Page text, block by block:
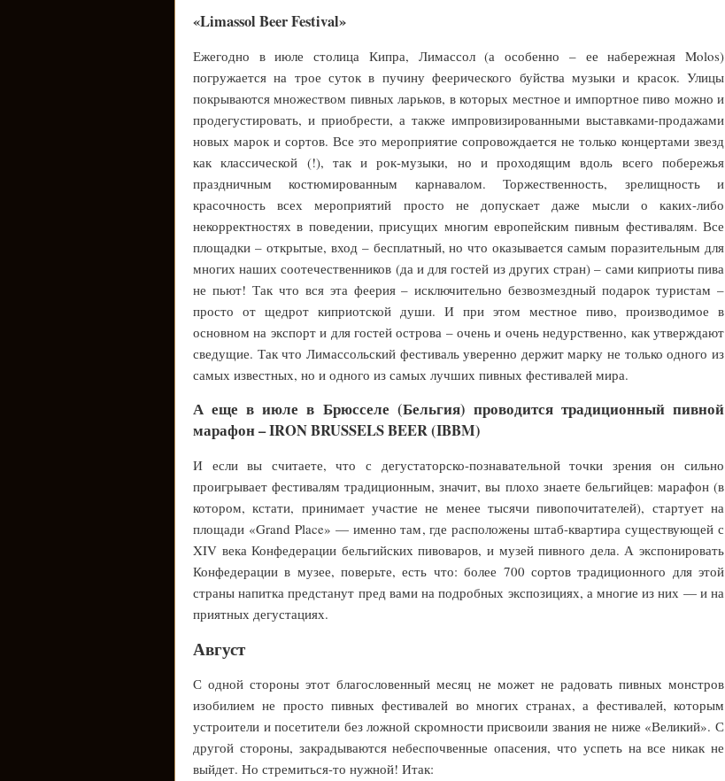
«Limassol Beer Festival»
Ежегодно в июле столица Кипра, Лимассол (а особенно – ее набережная Molos)
погружается на трое суток в пучину феерического буйства музыки и красок. Улицы
покрываются множеством пивных ларьков, в которых местное и импортное пиво можно и
продегустировать, и приобрести, а также импровизированными выставками-продажами
новых марок и сортов. Все это мероприятие сопровождается не только концертами звезд
как классической (!), так и рок-музыки, но и проходящим вдоль всего побережья
праздничным костюмированным карнавалом. Торжественность, зрелищность и
красочность всех мероприятий просто не допускает даже мысли о каких-либо
некорректностях в поведении, присущих многим европейским пивным фестивалям. Все
площадки – открытые, вход – бесплатный, но что оказывается самым поразительным для
многих наших соотечественников (да и для гостей из других стран) – сами киприоты пива
не пьют! Так что вся эта феерия – исключительно безвозмездный подарок туристам –
просто от щедрот киприотской души. И при этом местное пиво, производимое в
основном на экспорт и для гостей острова – очень и очень недурственно, как утверждают
сведущие. Так что Лимассольский фестиваль уверенно держит марку не только одного из
самых известных, но и одного из самых лучших пивных фестивалей мира.
А еще в июле в Брюсселе (Бельгия) проводится традиционный пивной
марафон – IRON BRUSSELS BEER (IBBM)
И если вы считаете, что с дегустаторско-познавательной точки зрения он сильно
проигрывает фестивалям традиционным, значит, вы плохо знаете бельгийцев: марафон (в
котором, кстати, принимает участие не менее тысячи пивопочитателей), стартует на
площади «Grand Place» — именно там, где расположены штаб-квартира существующей с
XIV века Конфедерации бельгийских пивоваров, и музей пивного дела. А экспонировать
Конфедерации в музее, поверьте, есть что: более 700 сортов традиционного для этой
страны напитка предстанут пред вами на подробных экспозициях, а многие из них — и на
приятных дегустациях.
Август
С одной стороны этот благословенный месяц не может не радовать пивных монстров
изобилием не просто пивных фестивалей во многих странах, а фестивалей, которым
устроители и посетители без ложной скромности присвоили звания не ниже «Великий». С
другой стороны, закрадываются небеспочвенные опасения, что успеть на все никак не
выйдет. Но стремиться-то нужной! Итак: